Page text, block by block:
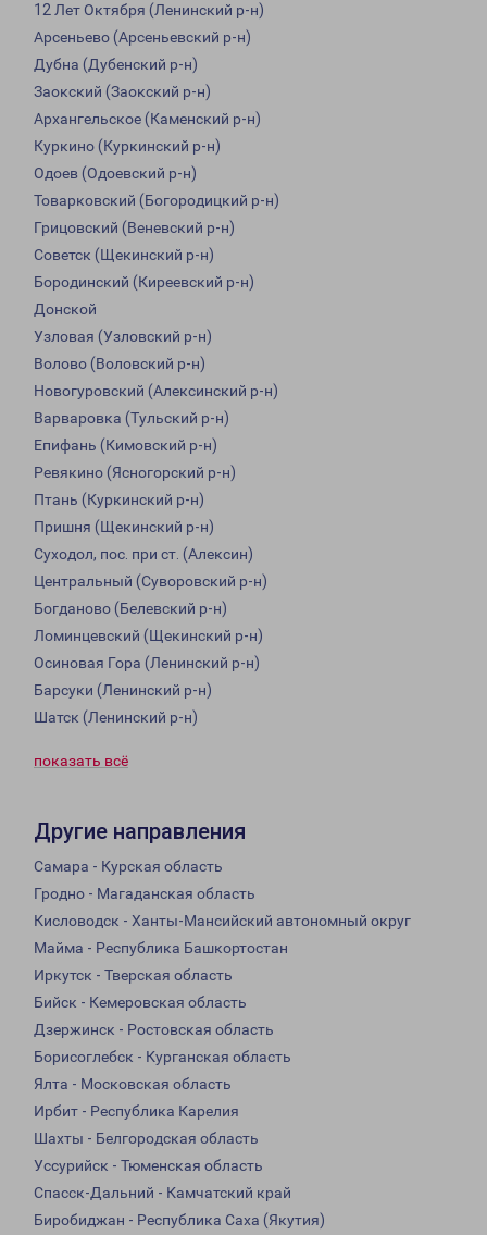
12 Лет Октября (Ленинский р-н)
Арсеньево (Арсеньевский р-н)
Дубна (Дубенский р-н)
Заокский (Заокский р-н)
Архангельское (Каменский р-н)
Куркино (Куркинский р-н)
Одоев (Одоевский р-н)
Товарковский (Богородицкий р-н)
Грицовский (Веневский р-н)
Советск (Щекинский р-н)
Бородинский (Киреевский р-н)
Донской
Узловая (Узловский р-н)
Волово (Воловский р-н)
Новогуровский (Алексинский р-н)
Варваровка (Тульский р-н)
Епифань (Кимовский р-н)
Ревякино (Ясногорский р-н)
Птань (Куркинский р-н)
Пришня (Щекинский р-н)
Суходол, пос. при ст. (Алексин)
Центральный (Суворовский р-н)
Богданово (Белевский р-н)
Ломинцевский (Щекинский р-н)
Осиновая Гора (Ленинский р-н)
Барсуки (Ленинский р-н)
Шатск (Ленинский р-н)
показать всё
Другие направления
Самара - Курская область
Гродно - Магаданская область
Кисловодск - Ханты-Мансийский автономный округ
Майма - Республика Башкортостан
Иркутск - Тверская область
Бийск - Кемеровская область
Дзержинск - Ростовская область
Борисоглебск - Курганская область
Ялта - Московская область
Ирбит - Республика Карелия
Шахты - Белгородская область
Уссурийск - Тюменская область
Спасск-Дальний - Камчатский край
Биробиджан - Республика Саха (Якутия)